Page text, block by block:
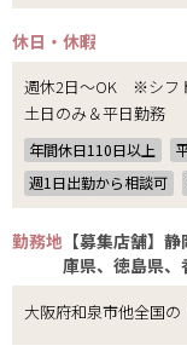
休日・休暇
週休2日～OK ※シフ
土日のみ＆平日勤務
年間休日110日以上
週1日出勤から相談可
勤務地 【募集店舗】
庫県、徳島県
大阪府和泉市他全国